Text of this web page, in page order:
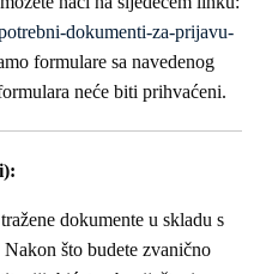
dokumenti-za-prijavu-
formulare sa navedenog
neće biti prihvaćeni.
dokumente u skladu s
što budete zvanično